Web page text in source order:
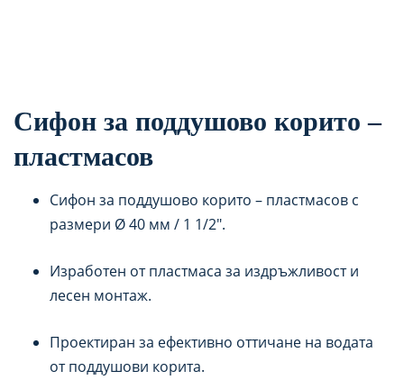
Сифон за поддушово корито –
пластмасов
Сифон за поддушово корито – пластмасов с
размери Ø 40 мм / 1 1/2″.
Изработен от пластмаса за издръжливост и
лесен монтаж.
Проектиран за ефективно оттичане на водата
от поддушови корита.